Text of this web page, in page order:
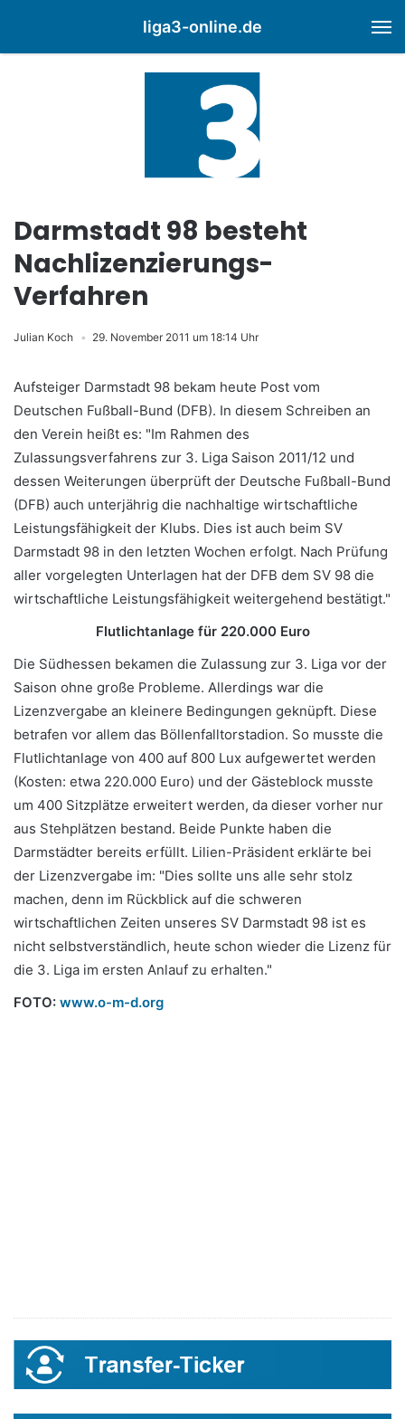
liga3-online.de
Darmstadt 98 besteht
Nachlizenzierungs-
Verfahren
Julian Koch 29. November 2011 um 18:14 Uhr
Aufsteiger Darmstadt 98 bekam heute Post vom
Deutschen Fußball-Bund (DFB). In diesem Schreiben an
den Verein heißt es: "Im Rahmen des
Zulassungsverfahrens zur 3. Liga Saison 2011/12 und
dessen Weiterungen überprüft der Deutsche Fußball-Bund
(DFB) auch unterjährig die nachhaltige wirtschaftliche
Leistungsfähigkeit der Klubs. Dies ist auch beim SV
Darmstadt 98 in den letzten Wochen erfolgt. Nach Prüfung
aller vorgelegten Unterlagen hat der DFB dem SV 98 die
wirtschaftliche Leistungsfähigkeit weitergehend bestätigt."
Flutlichtanlage für 220.000 Euro
Die Südhessen bekamen die Zulassung zur 3. Liga vor der
Saison ohne große Probleme. Allerdings war die
Lizenzvergabe an kleinere Bedingungen geknüpft. Diese
betrafen vor allem das Böllenfalltorstadion. So musste die
Flutlichtanlage von 400 auf 800 Lux aufgewertet werden
(Kosten: etwa 220.000 Euro) und der Gästeblock musste
um 400 Sitzplätze erweitert werden, da dieser vorher nur
aus Stehplätzen bestand. Beide Punkte haben die
Darmstädter bereits erfüllt. Lilien-Präsident erklärte bei
der Lizenzvergabe im: "Dies sollte uns alle sehr stolz
machen, denn im Rückblick auf die schweren
wirtschaftlichen Zeiten unseres SV Darmstadt 98 ist es
nicht selbstverständlich, heute schon wieder die Lizenz für
die 3. Liga im ersten Anlauf zu erhalten."
FOTO: www.o-m-d.org